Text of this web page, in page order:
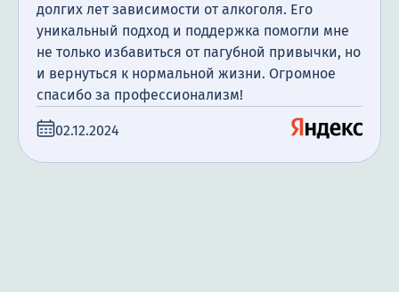
долгих лет зависимости от алкоголя. Его
уникальный подход и поддержка помогли мне
не только избавиться от пагубной привычки, но
и вернуться к нормальной жизни. Огромное
спасибо за профессионализм!
02.12.2024